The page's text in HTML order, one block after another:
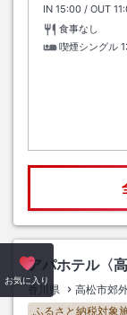
IN チェックイン
15:00 / OUT チ
食事なし
喫煙シングル
アパホテル〈高
香川県 高松市郊
ふるさと納税対象
お気に入り